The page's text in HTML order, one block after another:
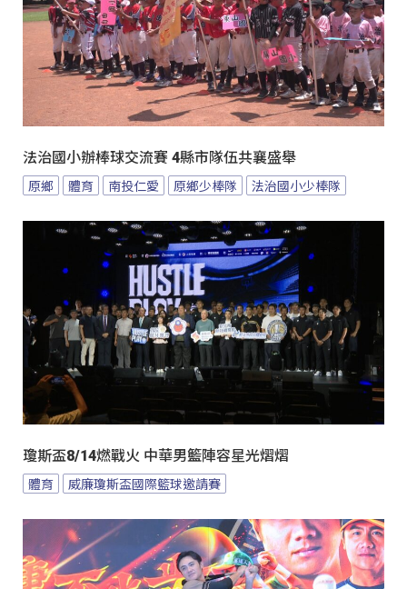
法治國小辦棒球交流賽 4縣市隊伍共襄盛舉
原鄉 體育 南投仁愛 原鄉少棒隊 法治國小少棒隊
瓊斯盃8/14燃戰火 中華男籃陣容星光熠熠
體育 威廉瓊斯盃國際籃球邀請賽